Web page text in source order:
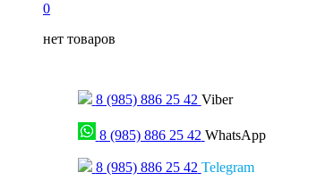
0
нет товаров
8 (985) 886 25 42 Viber
8 (985) 886 25 42 WhatsApp
8 (985) 886 25 42 Telegram